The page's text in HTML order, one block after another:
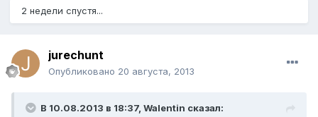
2 недели спустя...
jurechunt
Опубликовано 20 августа, 2013
В 10.08.2013 в 18:37, Walentin сказал: